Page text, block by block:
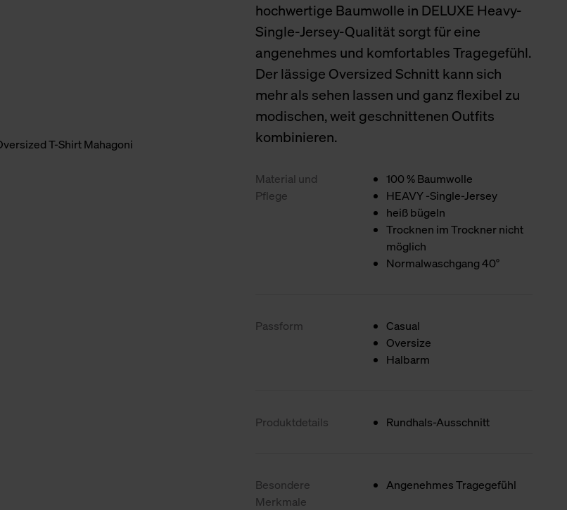
hochwertige Baumwolle in DELUXE Heavy-
Single-Jersey-Qualität sorgt für eine
angenehmes und komfortables Tragegefühl.
Der lässige Oversized Schnitt kann sich
mehr als sehen lassen und ganz flexibel zu
modischen, weit geschnittenen Outfits
kombinieren.
Material und
Pflege
100 % Baumwolle
HEAVY -Single-Jersey
heiß bügeln
Trocknen im Trockner nicht
möglich
Normalwaschgang 40°
Passform
Casual
Oversize
Halbarm
Produktdetails Rundhals-Ausschnitt
Besondere
Merkmale
Angenehmes Tragegefühl